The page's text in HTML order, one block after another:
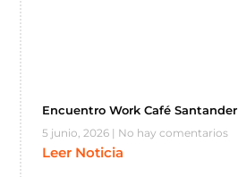
Encuentro Work Café Santander
5 junio, 2026 No hay comentarios
Leer Noticia